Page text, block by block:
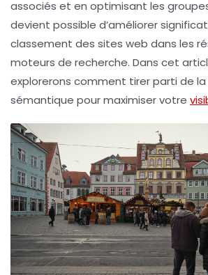
associés et en optimisant les
devient possible d’améliorer
classement des sites web dans les
moteurs de recherche. Dans cet
explorerons comment tirer parti de
sémantique pour maximiser votre